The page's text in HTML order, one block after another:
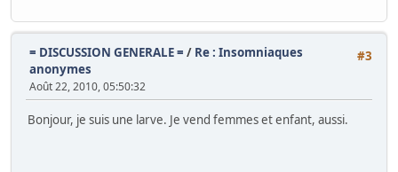
#3
= DISCUSSION GENERALE = / Re : Insomniaques
anonymes
Août 22, 2010, 05:50:32
Bonjour, je suis une larve. Je vend femmes et enfant, aussi.